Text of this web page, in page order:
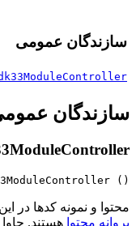
عمومی
()
عمومی
و نمونه کدها در این
محتوا